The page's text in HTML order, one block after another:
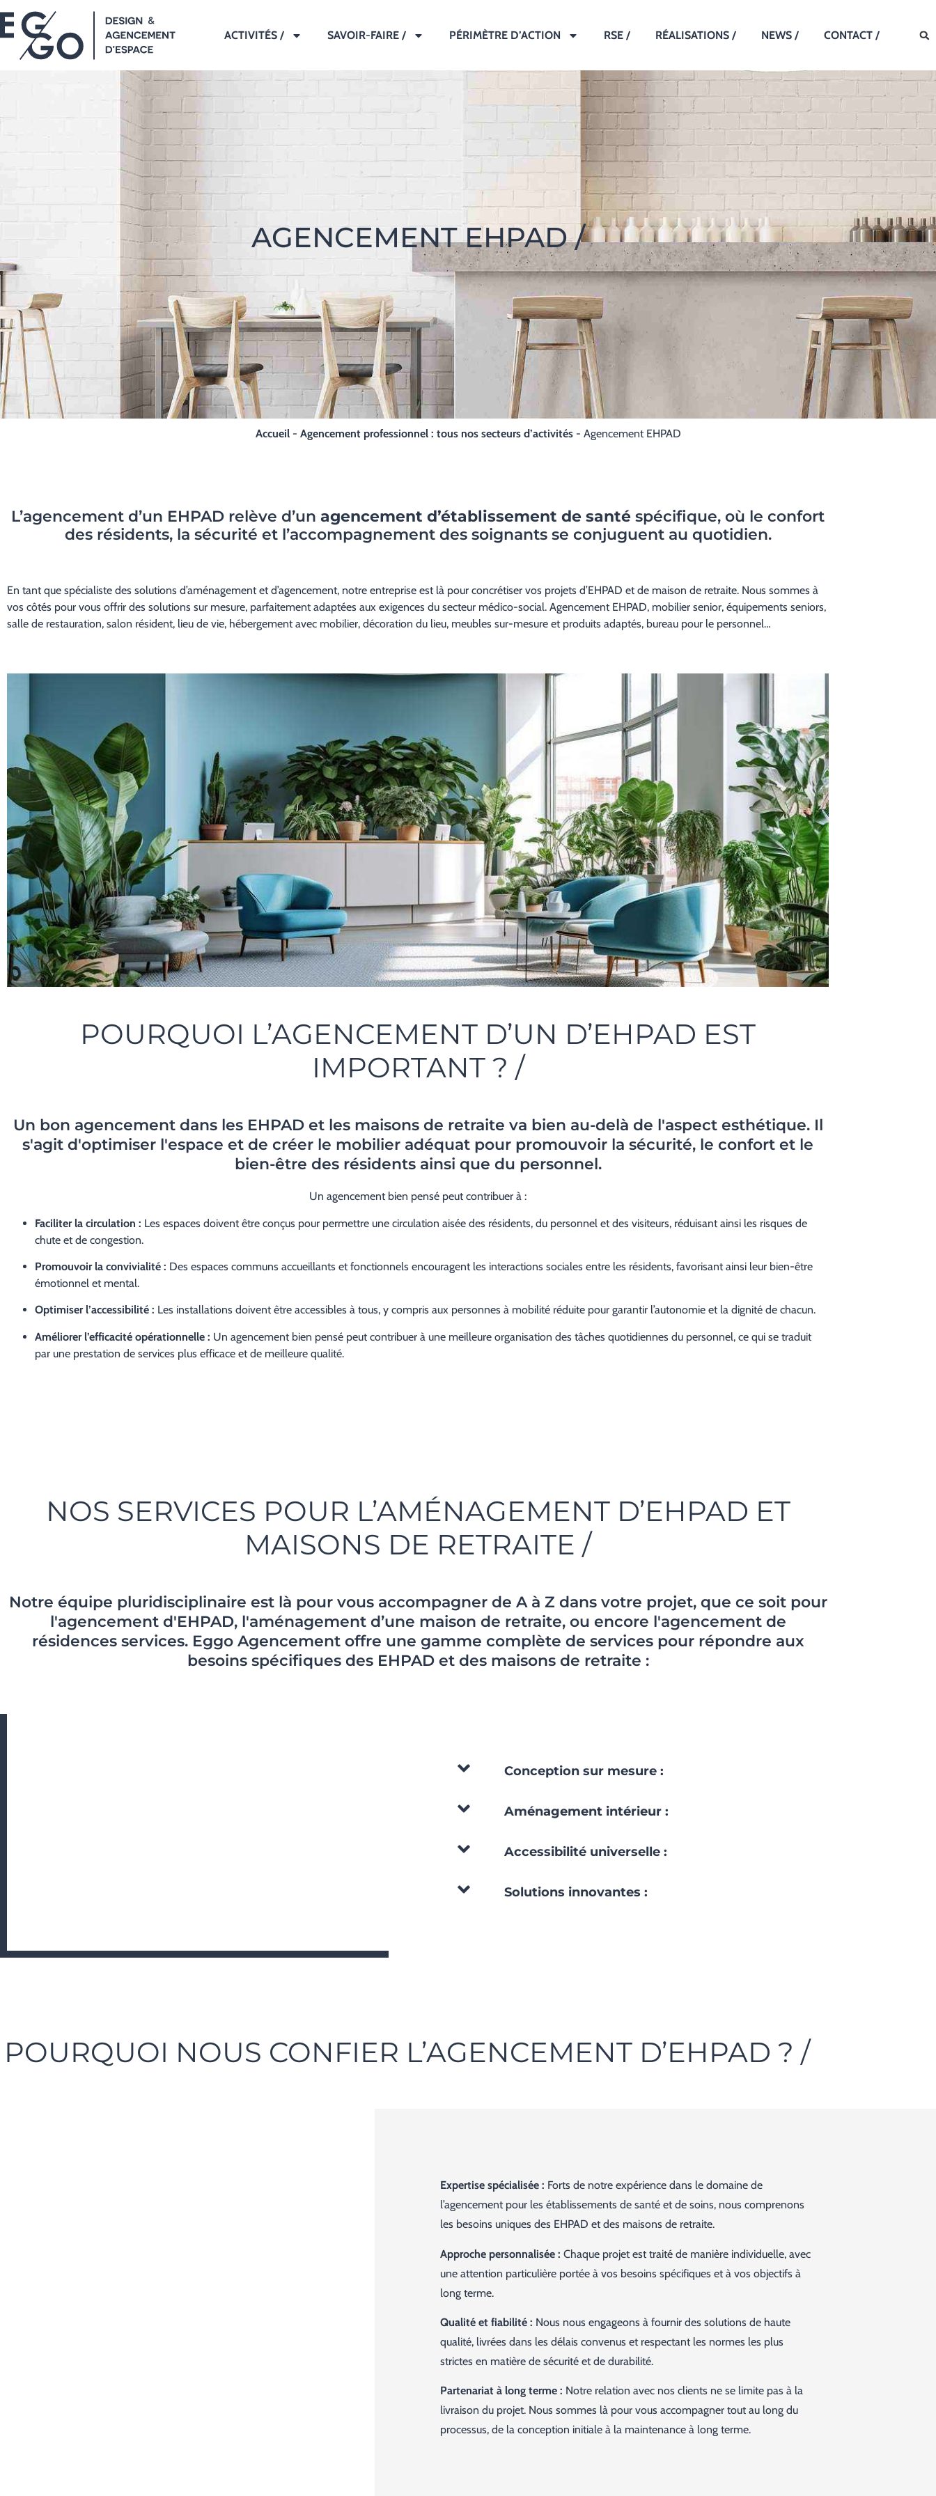
ACTIVITÉS / SAVOIR-FAIRE / PÉRIMÈTRE D’ACTION RSE / RÉALISATIONS / NEWS / CONTACT /
AGENCEMENT EHPAD /
Accueil- Agencement professionnel : tous nos secteurs d’activités- Agencement EHPAD
L’agencement d’un EHPAD relève d’un agencement d’établissement de santé spécifique, où le confort
des résidents, la sécurité et l’accompagnement des soignants se conjuguent au quotidien.
En tant que spécialiste des solutions d’aménagement et d’agencement, notre entreprise est là pour concrétiser vos projets d’EHPAD et de maison de retraite. Nous sommes à
vos côtés pour vous offrir des solutions sur mesure, parfaitement adaptées aux exigences du secteur médico-social. Agencement EHPAD, mobilier senior, équipements seniors,
salle de restauration, salon résident, lieu de vie, hébergement avec mobilier, décoration du lieu, meubles sur-mesure et produits adaptés, bureau pour le personnel…
POURQUOI L’AGENCEMENT D’UN D’EHPAD EST
IMPORTANT ? /
Un bon agencement dans les EHPAD et les maisons de retraite va bien au-delà de l'aspect esthétique. Il
s'agit d'optimiser l'espace et de créer le mobilier adéquat pour promouvoir la sécurité, le confort et le
bien-être des résidents ainsi que du personnel.
Un agencement bien pensé peut contribuer à :
Faciliter la circulation : Les espaces doivent être conçus pour permettre une circulation aisée des résidents, du personnel et des visiteurs, réduisant ainsi les risques de
chute et de congestion.
Promouvoir la convivialité : Des espaces communs accueillants et fonctionnels encouragent les interactions sociales entre les résidents, favorisant ainsi leur bien-être
émotionnel et mental.
Optimiser l’accessibilité : Les installations doivent être accessibles à tous, y compris aux personnes à mobilité réduite pour garantir l’autonomie et la dignité de chacun.
Améliorer l’efficacité opérationnelle : Un agencement bien pensé peut contribuer à une meilleure organisation des tâches quotidiennes du personnel, ce qui se traduit
par une prestation de services plus efficace et de meilleure qualité.
NOS SERVICES POUR L’AMÉNAGEMENT D’EHPAD ET
MAISONS DE RETRAITE /
Notre équipe pluridisciplinaire est là pour vous accompagner de A à Z dans votre projet, que ce soit pour
l'agencement d'EHPAD, l'aménagement d’une maison de retraite, ou encore l'agencement de
résidences services. Eggo Agencement offre une gamme complète de services pour répondre aux
besoins spécifiques des EHPAD et des maisons de retraite :
Conception sur mesure :
Aménagement intérieur :
Accessibilité universelle :
Solutions innovantes :
POURQUOI NOUS CONFIER L’AGENCEMENT D’EHPAD ? /
Expertise spécialisée : Forts de notre expérience dans le domaine de
l’agencement pour les établissements de santé et de soins, nous comprenons
les besoins uniques des EHPAD et des maisons de retraite.
Approche personnalisée : Chaque projet est traité de manière individuelle, avec
une attention particulière portée à vos besoins spécifiques et à vos objectifs à
long terme.
Qualité et fiabilité : Nous nous engageons à fournir des solutions de haute
qualité, livrées dans les délais convenus et respectant les normes les plus
strictes en matière de sécurité et de durabilité.
Partenariat à long terme : Notre relation avec nos clients ne se limite pas à la
livraison du projet. Nous sommes là pour vous accompagner tout au long du
processus, de la conception initiale à la maintenance à long terme.